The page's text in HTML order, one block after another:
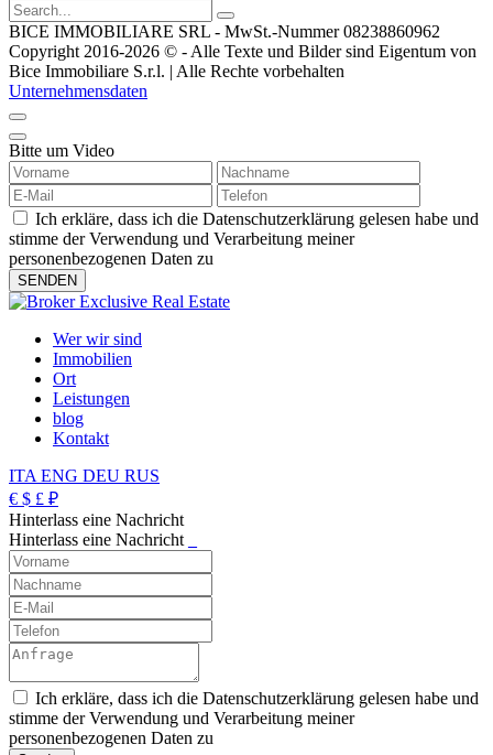
BICE IMMOBILIARE SRL - MwSt.-Nummer 08238860962
Copyright 2016-2026 © - Alle Texte und Bilder sind Eigentum von
Bice Immobiliare S.r.l. | Alle Rechte vorbehalten
Unternehmensdaten
Bitte um Video
Ich erkläre, dass ich die Datenschutzerklärung gelesen habe und
stimme der Verwendung und Verarbeitung meiner
personenbezogenen Daten zu
Wer wir sind
Immobilien
Ort
Leistungen
blog
Kontakt
ITA ENG DEU RUS
€ $ £ ₽
Hinterlass eine Nachricht
Hinterlass eine Nachricht
Ich erkläre, dass ich die Datenschutzerklärung gelesen habe und
stimme der Verwendung und Verarbeitung meiner
personenbezogenen Daten zu